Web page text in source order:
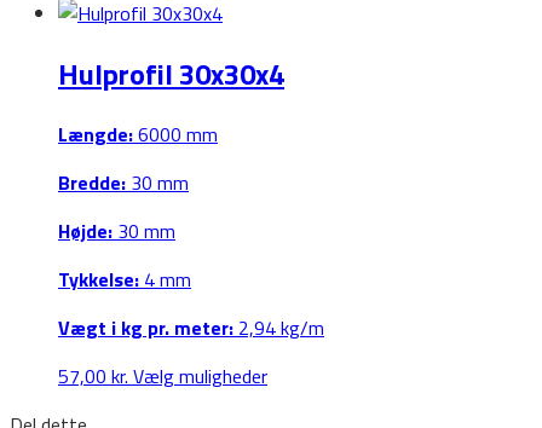
flere
varianter.
Hulprofil 30x30x4
Længde:6000 mm
Bredde: 30 mm
Højde: 30 mm
Tykkelse: 4 mm
Vægt i kg pr. meter: 2,94 kg/m
57,00 kr. Vælg mulighederDette